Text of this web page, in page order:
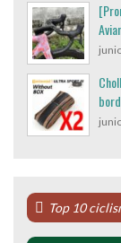
Top 10